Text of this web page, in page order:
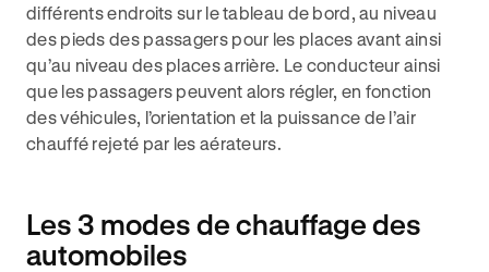
différents endroits sur le tableau de bord, au niveau
des pieds des passagers pour les places avant ainsi
qu’au niveau des places arrière. Le conducteur ainsi
que les passagers peuvent alors régler, en fonction
des véhicules, l’orientation et la puissance de l’air
chauffé rejeté par les aérateurs.
Les 3 modes de chauffage des
automobiles